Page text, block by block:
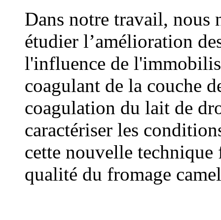
Dans notre travail, nous
étudier l’amélioration
l'influence de
coagulant de la couche
coagulation du lait de
caractériser les
cette nouvelle technique
qualité du fromage